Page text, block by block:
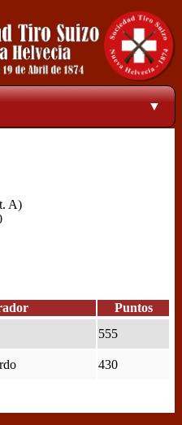
▼
A)
Puntos
555
430